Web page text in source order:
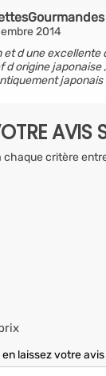
2014
et d une excellente
d origine
AVIS
critère
laissez votre avis